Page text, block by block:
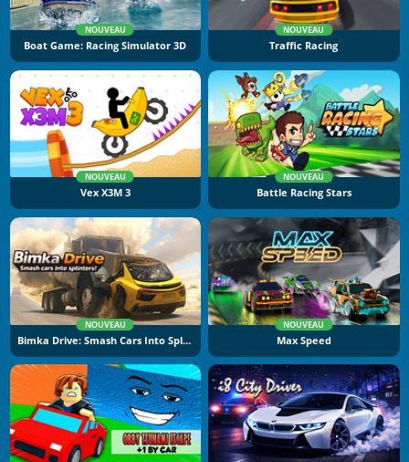
NOUVEAU
Boat Game: Racing Simulator 3D
NOUVEAU
Traffic Racing
NOUVEAU
Vex X3M 3
NOUVEAU
Battle Racing Stars
NOUVEAU
Bimka Drive: Smash Cars Into Splinters
NOUVEAU
Max Speed